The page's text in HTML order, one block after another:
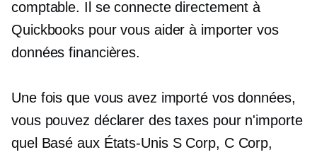
comptable. Il se connecte directement à
Quickbooks pour vous aider à importer vos
données financières.
Une fois que vous avez importé vos données,
vous pouvez déclarer des taxes pour n'importe
quel Basé aux États-UnisS Corp, C Corp,